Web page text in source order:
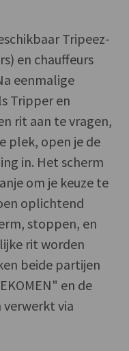
Tripeez-
en chauffeurs
eenmalige
Tripper en
rit aan te vragen,
plek, open je de
in. Het scherm
om je keuze te
oplichtend
stoppen, en
rit worden
beide partijen
en de
via